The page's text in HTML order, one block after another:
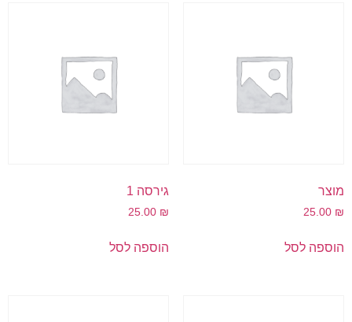
מוצר
25.00 ₪
הוספה לסל
גירסה 1
25.00 ₪
הוספה לסל